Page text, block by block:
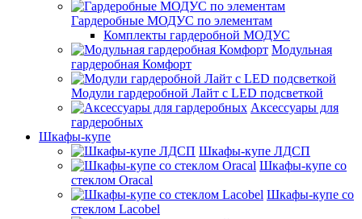
Гардеробные МОДУС по элементам
Комплекты гардеробной МОДУС
Модульная
гардеробная Комфорт
Модули гардеробной Лайт с LED подсветкой
Аксессуары для
гардеробных
Шкафы-купе
Шкафы-купе ЛДСП
Шкафы-купе со
стеклом Oracal
Шкафы-купе со
стеклом Lacobel